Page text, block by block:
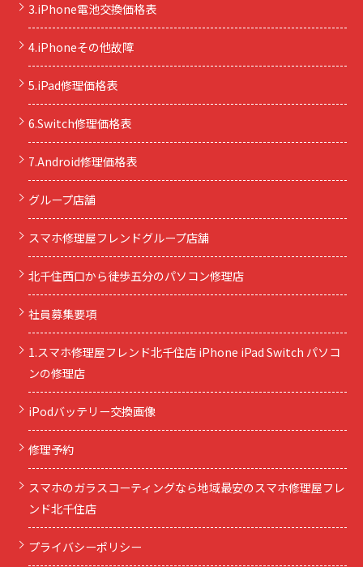
3.iPhone電池交換価格表
4.iPhoneその他故障
5.iPad修理価格表
6.Switch修理価格表
7.Android修理価格表
グループ店舗
スマホ修理屋フレンドグループ店舗
北千住西口から徒歩五分のパソコン修理店
社員募集要項
1.スマホ修理屋フレンド北千住店 iPhone iPad Switch パソコ
ンの修理店
iPodバッテリー交換画像
修理予約
スマホのガラスコーティングなら地域最安のスマホ修理屋フレ
ンド北千住店
プライバシーポリシー